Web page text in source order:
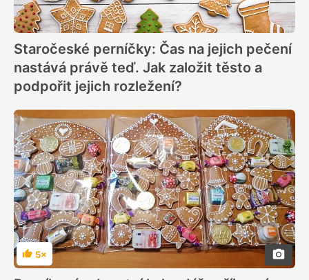
Staročeské perníčky: Čas na jejich pečení
nastává právě teď. Jak založit těsto a
podpořit jejich rozležení?
Hodnocení
5×